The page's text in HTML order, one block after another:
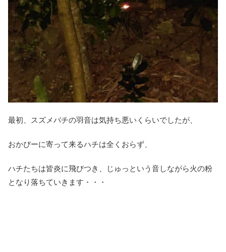
最初、スズメバチの羽音は気持ち悪いくらいでしたが、
おかぴーに寄って来るハチは全くおらず、
ハチたちは皆炎に飛びつき、じゅっという音しながら火の粉
となり落ちていきます・・・